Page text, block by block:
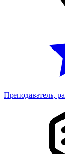
Преподаватель,